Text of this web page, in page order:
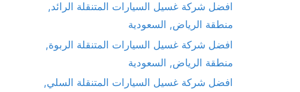
افضل شركة غسيل السيارات المتنقلة الرائد,
منطقة الرياض, السعودية
افضل شركة غسيل السيارات المتنقلة الربوة,
منطقة الرياض, السعودية
افضل شركة غسيل السيارات المتنقلة السلي,